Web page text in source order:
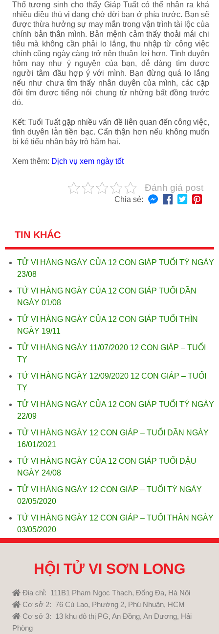
Thổ tương sinh cho thấy Giáp Tuất có thể nhận ra khá
nhiều điều thú vị đang chờ đời bạn ở phía trước. Bạn sẽ
được thừa hưởng sự may mắn trong vận trình tài lộc của
chính bản thân mình. Bản mệnh cảm thấy thoải mái chi
tiêu mà không cần phải lo lắng, thu nhập từ công việc
chính cũng ngày càng trở nên thuận lợi hơn. Tình duyên
hôm nay như ý nguyện của bạn, dễ dàng tìm được
người tâm đầu hợp ý với mình. Bạn đừng quá lo lắng
nếu như chưa tìm thấy nhân duyên của mình, các cặp
đôi tìm được tiếng nói chung từ những bất đồng trước
đó.
Kết: Tuổi Tuất gặp nhiều vấn đề liên quan đến công việc,
tình duyên lẫn tiền bạc. Cẩn thận hơn nếu không muốn
bị kẻ tiểu nhân bày trò hãm hại.
Xem thêm: Dịch vụ xem ngày tốt
Đánh giá post
Chia sẻ:
TIN KHÁC
TỬ VI HÀNG NGÀY CỦA 12 CON GIÁP TUỔI TÝ NGÀY
23/08
TỬ VI HÀNG NGÀY CỦA 12 CON GIÁP TUỔI DẦN
NGÀY 01/08
TỬ VI HÀNG NGÀY CỦA 12 CON GIÁP TUỔI THÌN
NGÀY 19/11
TỬ VI HÀNG NGÀY 11/07/2020 12 CON GIÁP – TUỔI
TỴ
TỬ VI HÀNG NGÀY 12/09/2020 12 CON GIÁP – TUỔI
TỴ
TỬ VI HÀNG NGÀY CỦA 12 CON GIÁP TUỔI TÝ NGÀY
22/09
TỬ VI HÀNG NGÀY 12 CON GIÁP – TUỔI DẦN NGÀY
16/01/2021
TỬ VI HÀNG NGÀY CỦA 12 CON GIÁP TUỔI DẬU
NGÀY 24/08
TỬ VI HÀNG NGÀY 12 CON GIÁP – TUỔI TÝ NGÀY
02/05/2020
TỬ VI HÀNG NGÀY 12 CON GIÁP – TUỔI THÂN NGÀY
03/05/2020
HỘI TỬ VI SƠN LONG
Địa chỉ: 111B1 Phạm Ngọc Thạch, Đống Đa, Hà Nội
Cơ sở 2: 76 Cù Lao, Phường 2, Phú Nhuận, HCM
Cơ sở 3: 13 khu đô thị PG, An Đồng, An Dương, Hải
Phòng